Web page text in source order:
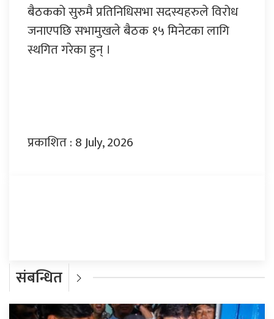
बैठकको सुरुमै प्रतिनिधिसभा सदस्यहरुले विरोध
जनाएपछि सभामुखले बैठक १५ मिनेटका लागि
स्थगित गरेका हुन् ।
प्रकाशित : 8 July, 2026
संबन्धित